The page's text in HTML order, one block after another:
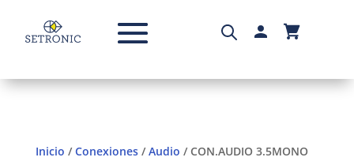
Inicio /Conexiones/Audio / CON.AUDIO 3.5MONO